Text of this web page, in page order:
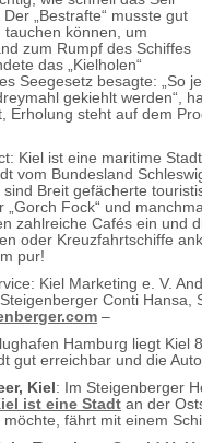
„Bestrafte“ musste gut
tauchen können, um
zum Rumpf des Schiffes
das „Kielholen“
Seegesetz besagte: „So
gekiehlt werden“,
Erholung steht auf dem
Kiel ist eine maritime
vom Bundesland
Breit gefächerte
„Gorch Fock“ und
zahlreiche Cafés ein und
oder Kreuzfahrtschiffe
pur!
Kiel Marketing e. V.
Conti Hansa,
–
Hamburg liegt Kiel
gut erreichbar und die
Kiel: Im Steigenberger
ist eine Stadt an der
fährt mit einem